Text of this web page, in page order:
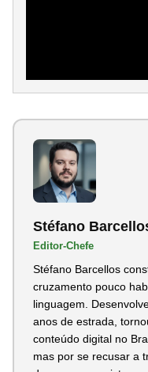
Stéfano
Editor-Chefe
Stéfano Barcellos
cruzamento pouco
linguagem.
anos de estrada,
conteúdo digital no
mas por se recusar a